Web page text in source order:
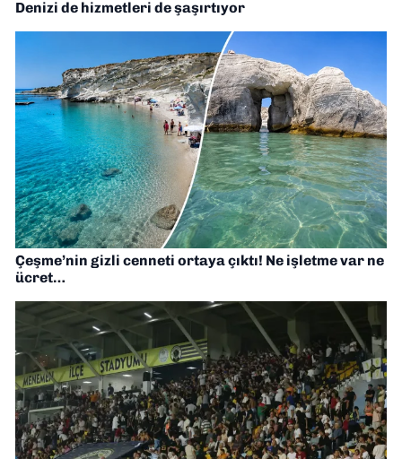
Denizi de hizmetleri de şaşırtıyor
Çeşme’nin gizli cenneti ortaya çıktı! Ne işletme var ne
ücret…